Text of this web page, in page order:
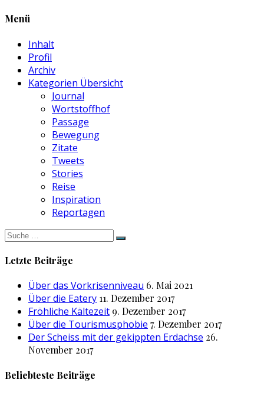
Menü
Inhalt
Profil
Archiv
Kategorien Übersicht
Journal
Wortstoffhof
Passage
Bewegung
Zitate
Tweets
Stories
Reise
Inspiration
Reportagen
Suche
nach:
Letzte Beiträge
Über das Vorkrisenniveau 6. Mai 2021
Über die Eatery 11. Dezember 2017
Fröhliche Kältezeit 9. Dezember 2017
Über die Tourismusphobie 7. Dezember 2017
Der Scheiss mit der gekippten Erdachse 26.
November 2017
Beliebteste Beiträge